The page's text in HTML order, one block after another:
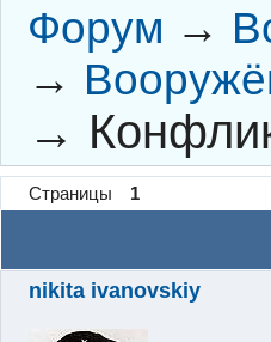
Форум →
→
→
Страницы 1
nikita ivanovskiy